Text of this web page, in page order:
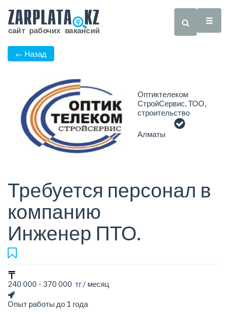
← Назад
Оптиктелеком
СтройСервис, ТОО,
строительство
Алматы
Требуется персонал в
компанию
Инженер ПТО.
240 000 - 370 000 тг / месяц
Опыт работы до 1 года